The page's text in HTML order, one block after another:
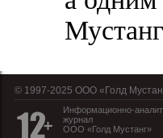
© 1997-2025 OOO «Голд
Информационно-
журнал
ООО «Голд Мустанг»